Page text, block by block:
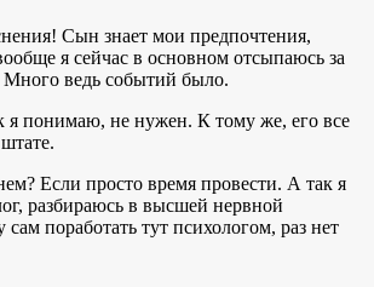
Сын знает мои предпочтения,
я сейчас в основном отсыпаюсь за
Много ведь событий было.
я понимаю, не нужен. К тому же, его все
Если просто время провести. А так я
разбираюсь в высшей нервной
сам поработать тут психологом, раз нет